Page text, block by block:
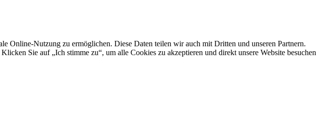
Online-Nutzung zu ermöglichen. Diese Daten teilen wir auch mit Dritten und unseren Partnern.
Sie auf „Ich stimme zu“, um alle Cookies zu akzeptieren und direkt unsere Website besuchen